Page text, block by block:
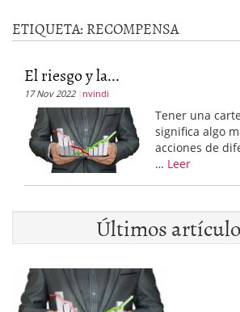
ETIQUETA: RECOMPENSA
El riesgo y la...
17 Nov 2022 nvindi
Tener una
significa algo
acciones de
… Leer
Últimos